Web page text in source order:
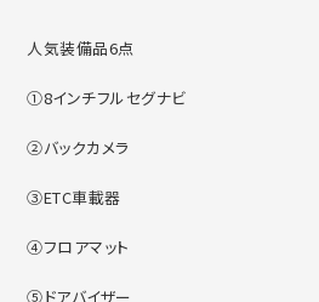
人気装備品6点
①8インチフルセグナビ
②バックカメラ
③ETC車載器
④フロアマット
⑤ドアバイザー